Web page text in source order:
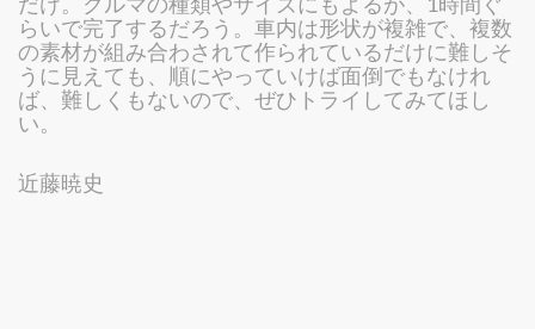
らいで完了するだろう。車内は形状が複雑で、複数
の素材が組み合わされて作られているだけに難しそ
うに見えても、順にやっていけば面倒でもなけれ
ば、難しくもないので、ぜひトライしてみてほし
い。
近藤暁史